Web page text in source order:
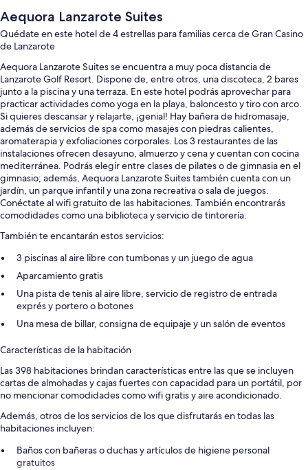
Aequora Lanzarote Suites
Quédate en este hotel de 4 estrellas para familias cerca de Gran Casino
de Lanzarote
Aequora Lanzarote Suites se encuentra a muy poca distancia de
Lanzarote Golf Resort. Dispone de, entre otros, una discoteca, 2 bares
junto a la piscina y una terraza. En este hotel podrás aprovechar para
practicar actividades como yoga en la playa, baloncesto y tiro con arco.
Si quieres descansar y relajarte, ¡genial! Hay bañera de hidromasaje,
además de servicios de spa como masajes con piedras calientes,
aromaterapia y exfoliaciones corporales. Los 3 restaurantes de las
instalaciones ofrecen desayuno, almuerzo y cena y cuentan con cocina
mediterránea. Podrás elegir entre clases de pilates o de gimnasia en el
gimnasio; además, Aequora Lanzarote Suites también cuenta con un
jardín, un parque infantil y una zona recreativa o sala de juegos.
Conéctate al wifi gratuito de las habitaciones. También encontrarás
comodidades como una biblioteca y servicio de tintorería.
También te encantarán estos servicios:
3 piscinas al aire libre con tumbonas y un juego de agua
Aparcamiento gratis
Una pista de tenis al aire libre, servicio de registro de entrada
exprés y portero o botones
Una mesa de billar, consigna de equipaje y un salón de eventos
Características de la habitación
Las 398 habitaciones brindan características entre las que se incluyen
cartas de almohadas y cajas fuertes con capacidad para un portátil, por
no mencionar comodidades como wifi gratis y aire acondicionado.
Además, otros de los servicios de los que disfrutarás en todas las
habitaciones incluyen:
Baños con bañeras o duchas y artículos de higiene personal
gratuitos